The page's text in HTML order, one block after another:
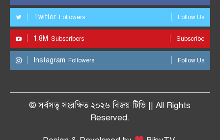
Twitter Followers Follow Us
1.8M Subscribers Subscribe
Instagram Followers Follow Us
© সর্বসত্ব সংরক্ষিত ২০২৬ বিজয় টিভি || All Rights
Reserved.